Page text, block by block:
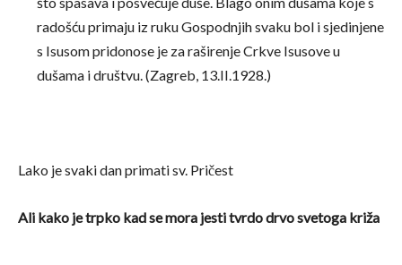
radošću primaju iz ruku Gospodnjih svaku bol i sjedinjene
s Isusom pridonose je za raširenje Crkve Isusove u
dušama i društvu. (Zagreb, 13.II.1928.)
Lako je svaki dan primati sv. Pričest
Ali kako je trpko kad se mora jesti tvrdo drvo svetoga križa